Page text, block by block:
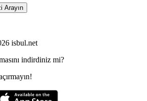
Arayın
isbul.net
indirdiniz mi?